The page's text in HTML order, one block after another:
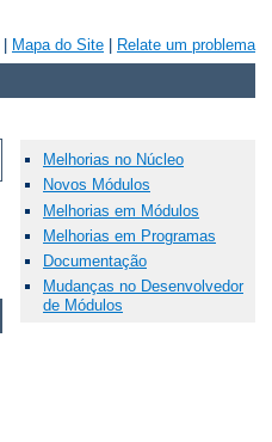
Mapa do Site Relate um problema
Melhorias no Núcleo
Novos Módulos
Melhorias em Módulos
Melhorias em Programas
Documentação
Mudanças no Desenvolvedor
de Módulos